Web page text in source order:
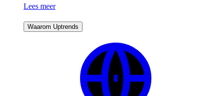
Lees meer
Waarom Uptrends